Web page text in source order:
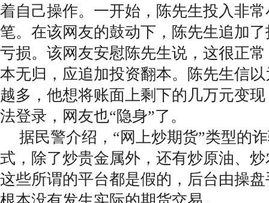
着自己操作。一开始，陈先生投入非
笔。在该网友的鼓动下，陈先生追加
亏损。该网友安慰陈先生说，这很正
本无归，应追加投资翻本。陈先生信
越多，他想将账面上剩下的几万元变
法登录，网友也“隐身”了。
据民警介绍，“网上炒期货”类型的
式，除了炒贵金属外，还有炒原油、
这些所谓的平台都是假的，后台由操